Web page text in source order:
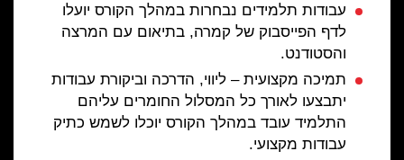
עבודות תלמידים נבחרות במהלך הקורס יועלו
לדף הפייסבוק של קמרה, בתיאום עם המרצה
והסטודנט.
תמיכה מקצועית – ליווי, הדרכה וביקורת עבודות
יתבצעו לאורך כל המסלול החומרים עליהם
התלמיד עובד במהלך הקורס יוכלו לשמש כתיק
עבודות מקצועי.